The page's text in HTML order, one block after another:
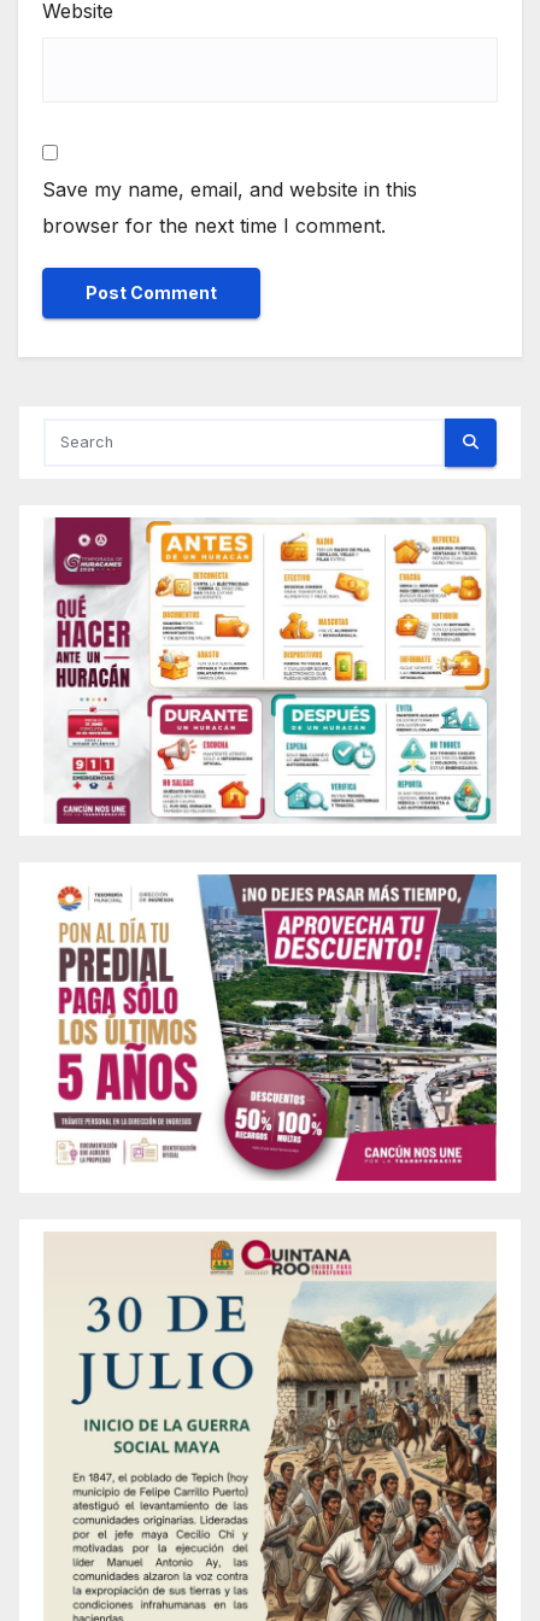
Website
Save my name, email, and website in this
browser for the next time I comment.